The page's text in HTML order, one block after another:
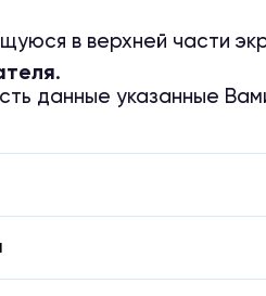
в верхней части
.
данные указанные